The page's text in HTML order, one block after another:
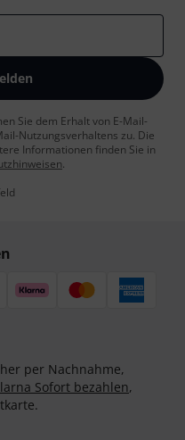
Sie dem Erhalt von E-Mail-
Nutzungsverhaltens zu. Die
Informationen finden Sie in
.
per Nachnahme,
Sofort bezahlen,